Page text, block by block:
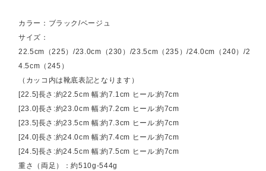
カラー：ブラック/ベージュ
サイズ：
22.5cm（225）/23.0cm（230）/23.5cm（235）/24.0cm（240）/2
4.5cm（245）
（カッコ内は靴底表記となります）
[22.5]長さ:約22.5cm 幅:約7.1cm ヒール:約7cm
[23.0]長さ:約23.0cm 幅:約7.2cm ヒール:約7cm
[23.5]長さ:約23.5cm 幅:約7.3cm ヒール:約7cm
[24.0]長さ:約24.0cm 幅:約7.4cm ヒール:約7cm
[24.5]長さ:約24.5cm 幅:約7.5cm ヒール:約7cm
重さ（両足）：約510g-544g